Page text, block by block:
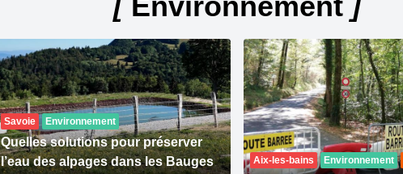
Savoie Environnement
Quelles solutions pour préserver
l’eau des alpages dans les Bauges
Aix-les-bains Environnement